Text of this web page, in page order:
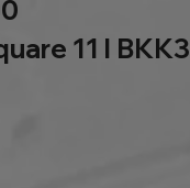
11 l BKK3